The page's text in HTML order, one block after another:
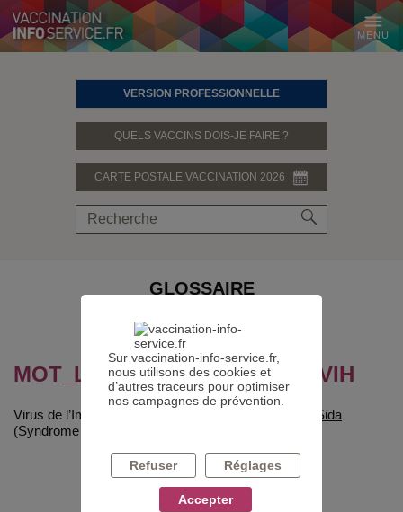
MENU
VERSION PROFESSIONNELLE
QUELS VACCINS DOIS-JE FAIRE ?
CARTE POSTALE VACCINATION 2026
GLOSSAIRE
PARTAGER SUR
MOT_LEXIQUE.DEFINITION : VIH
Virus de l’Immunodéficience Humaine à l'origine du
Sida
(Syndrome d'immunodéficience acquise).
Sur vaccination-info-service.fr,
nous utilisons des cookies et
d’autres traceurs pour optimiser
nos campagnes de prévention.
Refuser Réglages
Accepter